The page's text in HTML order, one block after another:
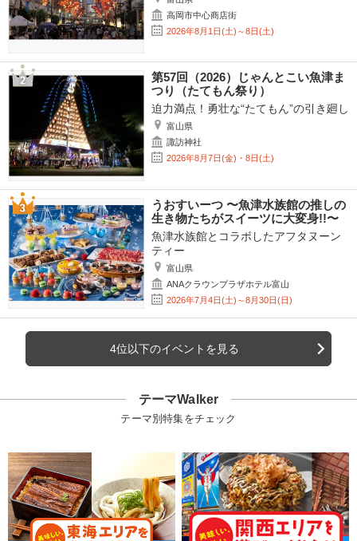
高岡市中心商店街
2026年8月1日(土)～8日(土)
第57回（2026）じゃんとこい魚津ま
つり（たてもん祭り）
迫力満点！勇壮な“たてもん”の引き廻し
富山県
諏訪神社
2026年8月7日(金)・8日(土)
うおすいーつ 〜魚津水族館の推しの
生き物たちがスイーツに大変身!!〜
魚津水族館とコラボしたアフタヌーン
ティー
富山県
ANAクラウンプラザホテル富山
2026年7月4日(土)～8月30日(日)
4位以下のイベントを見る
テーマWalker
テーマ別特集をチェック